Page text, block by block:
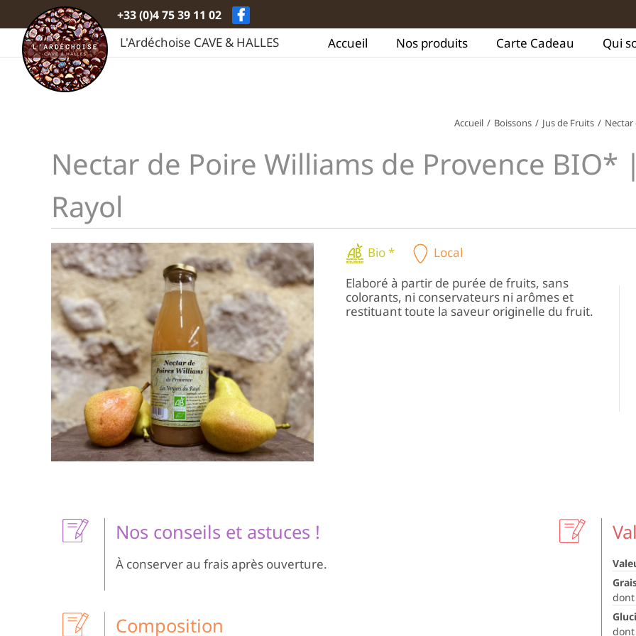
+33 (0)4 75 39 11 02
contenu
L'Ardéchoise CAVE & HALLES Accueil Nos produits Carte Cadeau Qui
Accueil / Boissons / Jus de Fruits / Nectar
Nectar de Poire Williams de Provence BIO*
Rayol
Bio *
Local
Elaboré à partir de purée de fruits, sans
colorants, ni conservateurs ni arômes et
restituant toute la saveur originelle du fruit.
Nos conseils et astuces !
À conserver au frais après ouverture.
Composition